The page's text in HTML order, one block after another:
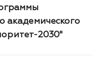
академического
2030"